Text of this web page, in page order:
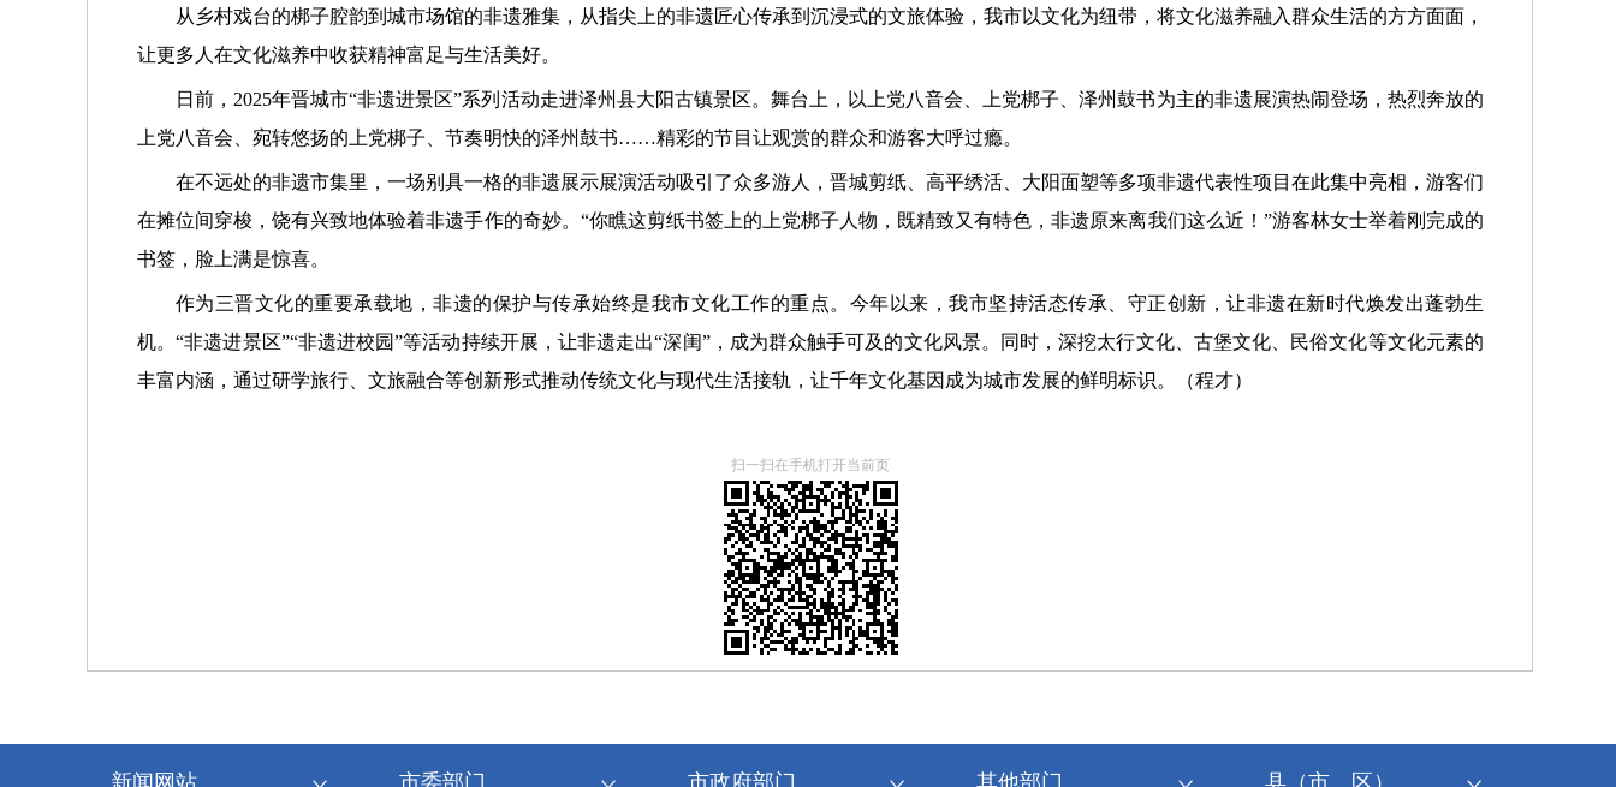
从乡村戏台的梆子腔韵到城市场馆的非遗雅集，从指尖上的非遗匠心传承到沉浸式的文旅体验，我市以文化为纽带，将文化滋养融入群众生活的方方面面，
让更多人在文化滋养中收获精神富足与生活美好。
日前，2025年晋城市“非遗进景区”系列活动走进泽州县大阳古镇景区。舞台上，以上党八音会、上党梆子、泽州鼓书为主的非遗展演热闹登场，热烈奔放的
上党八音会、宛转悠扬的上党梆子、节奏明快的泽州鼓书……精彩的节目让观赏的群众和游客大呼过瘾。
在不远处的非遗市集里，一场别具一格的非遗展示展演活动吸引了众多游人，晋城剪纸、高平绣活、大阳面塑等多项非遗代表性项目在此集中亮相，游客们
在摊位间穿梭，饶有兴致地体验着非遗手作的奇妙。“你瞧这剪纸书签上的上党梆子人物，既精致又有特色，非遗原来离我们这么近！”游客林女士举着刚完成的
书签，脸上满是惊喜。
作为三晋文化的重要承载地，非遗的保护与传承始终是我市文化工作的重点。今年以来，我市坚持活态传承、守正创新，让非遗在新时代焕发出蓬勃生
机。“非遗进景区”“非遗进校园”等活动持续开展，让非遗走出“深闺”，成为群众触手可及的文化风景。同时，深挖太行文化、古堡文化、民俗文化等文化元素的
丰富内涵，通过研学旅行、文旅融合等创新形式推动传统文化与现代生活接轨，让千年文化基因成为城市发展的鲜明标识。（程才）
扫一扫在手机打开当前页
新闻网站 市委部门 市政府部门 其他部门 县（市、区）